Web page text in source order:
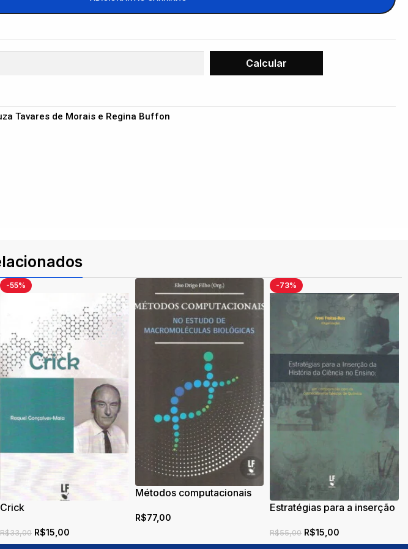
Tavares de Morais e Regina Buffon
-55%
Crick
R$33,00 R$15,00
Métodos computacionais
macromoléculas biológicas
R$77,00
-73%
Estratégias para a inserção
Ensino
R$55,00 R$15,00